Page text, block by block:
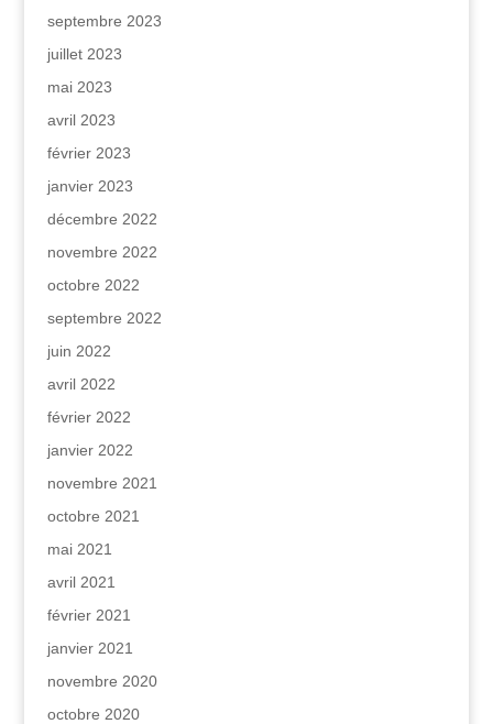
septembre 2023
juillet 2023
mai 2023
avril 2023
février 2023
janvier 2023
décembre 2022
novembre 2022
octobre 2022
septembre 2022
juin 2022
avril 2022
février 2022
janvier 2022
novembre 2021
octobre 2021
mai 2021
avril 2021
février 2021
janvier 2021
novembre 2020
octobre 2020